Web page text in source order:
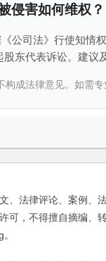
侵害如何维权？
公司法》行使知情
东代表诉讼。建议
构成法律意见。如需
、法律评论、案例、
可，不得擅自摘编、